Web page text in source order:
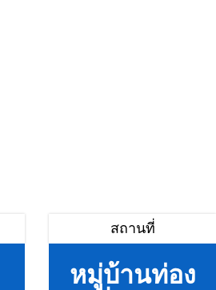
สถานที่
หมู่บ้านท่อง